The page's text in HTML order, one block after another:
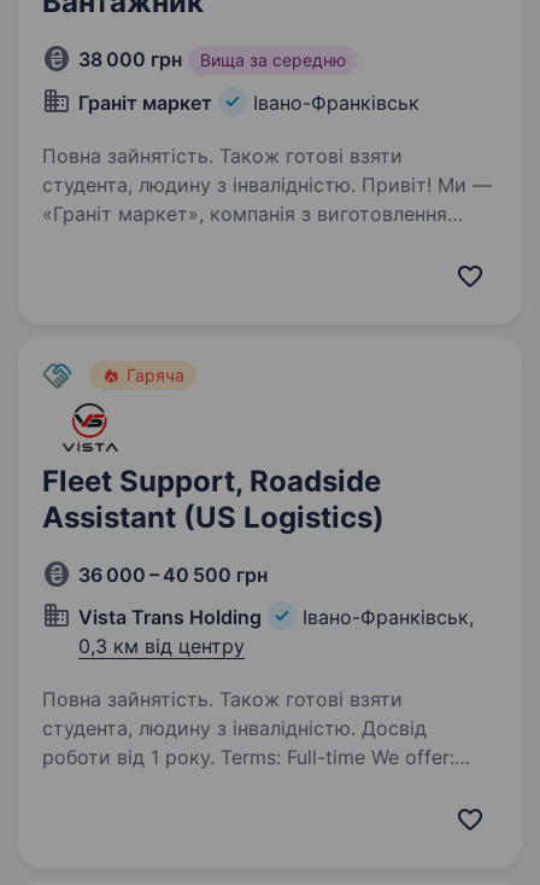
38 000 грн Вища за середню
Граніт маркет Івано-Франківськ
Повна зайнятість. Також готові взяти
студента, людину з інвалідністю. Привіт! Ми —
«Граніт маркет», компанія з виготовлення
гранітних виробів, яка цінує відповідальність і
Гаряча
Fleet Support, Roadside
Assistant (US Logistics)
36 000 – 40 500 грн
Vista Trans Holding
Івано-Франківськ,
0,3 км від центру
Повна зайнятість. Також готові взяти
студента, людину з інвалідністю. Досвід
роботи від 1 року. Terms: Full-time We offer: